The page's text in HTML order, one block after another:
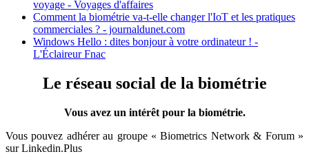
voyage - Voyages d'affaires
Comment la biométrie va-t-elle changer l'IoT et les pratiques
commerciales ? - journaldunet.com
Windows Hello : dites bonjour à votre ordinateur ! -
L'Éclaireur Fnac
Le réseau social de la biométrie
Vous avez un intérêt pour la biométrie.
Vous pouvez adhérer au groupe « Biometrics Network & Forum »
sur Linkedin.Plus